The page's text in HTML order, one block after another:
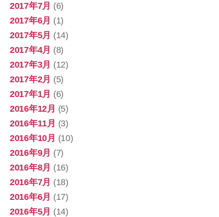
2017年7月 (6)
2017年6月 (1)
2017年5月 (14)
2017年4月 (8)
2017年3月 (12)
2017年2月 (5)
2017年1月 (6)
2016年12月 (5)
2016年11月 (3)
2016年10月 (10)
2016年9月 (7)
2016年8月 (16)
2016年7月 (18)
2016年6月 (17)
2016年5月 (14)